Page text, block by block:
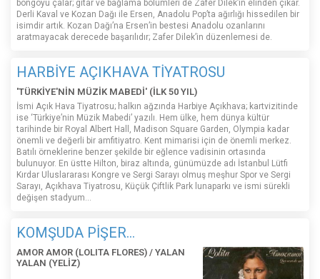
bongoyu çalar; gitar ve bağlama bölümleri de Zafer Dilek’in elinden çıkar.
Derli Kaval ve Kozan Dağı ile Ersen, Anadolu Pop’ta ağırlığı hissedilen bir
isimdir artık. Kozan Dağı’na Ersen’in bestesi Anadolu ozanlarını
aratmayacak derecede başarılıdır; Zafer Dilek’in düzenlemesi de.
HARBİYE AÇIKHAVA TİYATROSU
'TÜRKİYE'NİN MÜZİK MABEDİ' (İLK 50 YIL)
İsmi Açık Hava Tiyatrosu; halkın ağzında Harbiye Açıkhava; kartvizitinde
ise ‘Türkiye’nin Müzik Mabedi’ yazılı. Hem ülke, hem dünya kültür
tarihinde bir Royal Albert Hall, Madison Square Garden, Olympia kadar
önemli ve değerli bir amfitiyatro. Kent mimarisi için de önemli merkez.
Batılı örneklerine benzer şekilde bir eğlence vadisinin ortasında
bulunuyor. En üstte Hilton, biraz altında, günümüzde adı İstanbul Lütfi
Kırdar Uluslararası Kongre ve Sergi Sarayı olmuş meşhur Spor ve Sergi
Sarayı, Açıkhava Tiyatrosu, Küçük Çiftlik Park lunaparkı ve ismi sürekli
değişen stadyum…
KOMŞUDA PİŞER...
AMOR AMOR (LOLITA FLORES) / YALAN
YALAN (YELİZ)